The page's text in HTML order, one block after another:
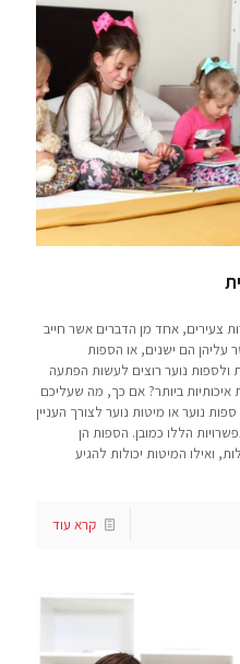
צעירים, אחד מן הדברים אשר חייב
עליהן הם ישנים, או הספות
נוער רוצים לעשות הפתעה
ביותר? אם כך, מה שעליכם
נוער או מיטות נוער לצורך העניין
הללו כמובן. הספות הן
ואילו המיטות יכולות להגיע
קרא עוד